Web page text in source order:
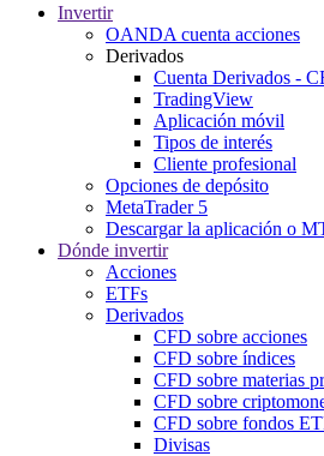
Invertir
OANDA cuenta acciones
Derivados
Cuenta Derivados -
TradingView
Aplicación móvil
Tipos de interés
Cliente profesional
Opciones de depósito
MetaTrader 5
Descargar la aplicación o
Dónde invertir
Acciones
ETFs
Derivados
CFD sobre acciones
CFD sobre índices
CFD sobre materias
CFD sobre
CFD sobre fondos
Divisas